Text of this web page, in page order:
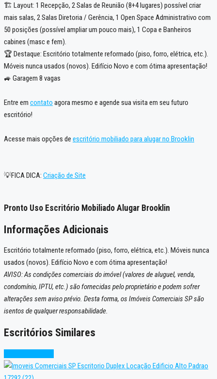
🏗️ Layout: 1 Recepção, 2 Salas de Reunião (8+4 lugares) possível criar
mais salas, 2 Salas Diretoria / Gerência, 1 Open Space Administrativo com
50 posições (possível ampliar um pouco mais), 1 Copa e Banheiros
cabines (masc e fem).
🏆 Destaque: Escritório totalmente reformado (piso, forro, elétrica, etc.).
Móveis nunca usados (novos). Edifício Novo e com ótima apresentação!
🚙 Garagem 8 vagas
Entre em contato agora mesmo e agende sua visita em seu futuro
escritório!
Acesse mais opções de escritório mobiliado para alugar no Brooklin
💡FICA DICA: Criação de Site
Pronto Uso Escritório Mobiliado Alugar Brooklin
Informações Adicionais
Escritório totalmente reformado (piso, forro, elétrica, etc.). Móveis nunca
usados (novos). Edifício Novo e com ótima apresentação!
AVISO: As condições comerciais do imóvel (valores de aluguel, venda,
condomínio, IPTU, etc.) são fornecidas pelo proprietário e podem sofrer
alterações sem aviso prévio. Desta forma, os Imóveis Comerciais SP são
isentos de qualquer responsabilidade.
Escritórios Similares